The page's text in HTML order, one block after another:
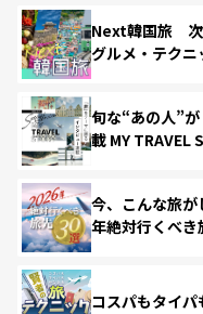
Next韓国旅 次
グルメ・テクニ
旬な“あの人”
載 MY TRAVEL
今、こんな旅
年絶対行くべき
コスパもタイ